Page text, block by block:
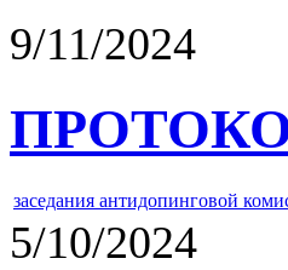
9/11/2024
заседания антидопинговой
5/10/2024